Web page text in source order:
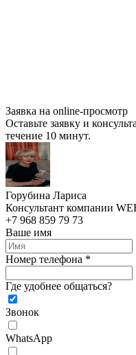
Заявка на online-просмотр
Оставьте заявку и
течение 10 минут.
Горубина Лариса
Консультант компании
+7 968 859 79 73
Ваше имя
Номер телефона *
Где удобнее общаться?
Звонок
WhatsApp